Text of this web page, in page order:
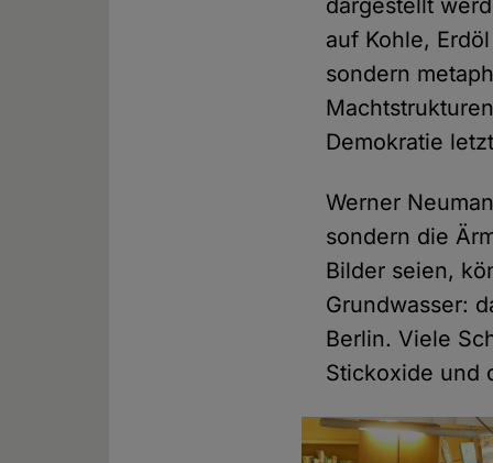
dargestellt
auf Kohle,
sondern
Demokratie
Werner
sondern die
Bilder seien,
Grundwasser:
Berlin. Viele
Stickoxide und